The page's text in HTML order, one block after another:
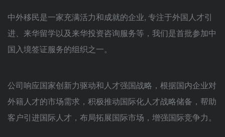
中外移民是一家充满活力和成就的企业, 专注于外国人才引
进、来华留学以及来华投资咨询服务等，我们是首批参加中
国入境签证服务的组织之一。
公司响应国家创新力驱动和人才强国战略，根据国内企业对
外籍人才的市场需求，积极推动国际化人才战略储备，帮助
客户引进国际人才，布局拓展国际市场，增强国际竞争力。